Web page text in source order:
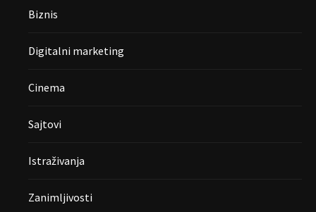
Biznis
Digitalni marketing
Cinema
Sajtovi
Istraživanja
Zanimljivosti